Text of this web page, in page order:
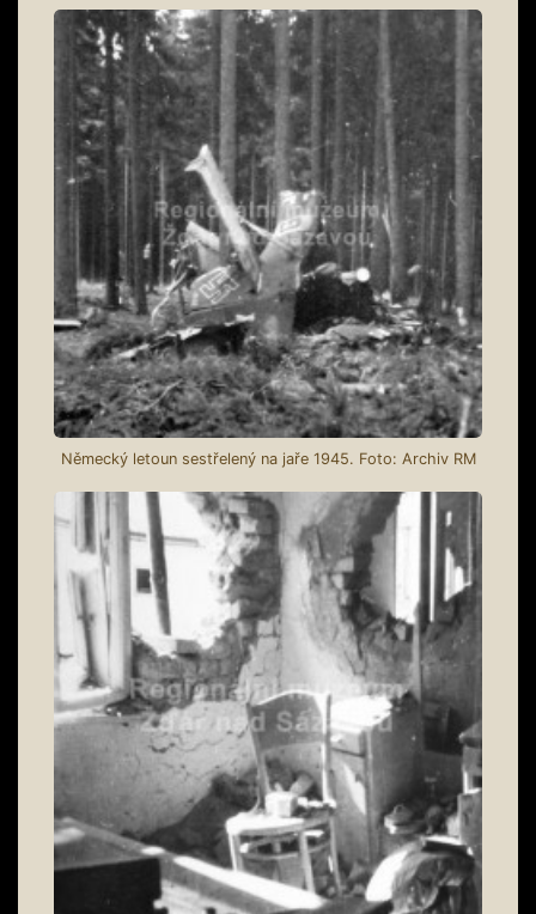
Německý letoun sestřelený na jaře 1945. Foto: Archiv RM